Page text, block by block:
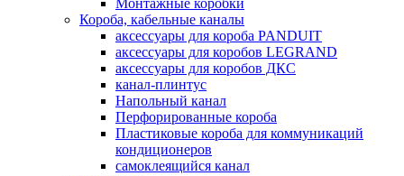
Короба, кабельные каналы
аксессуары для короба PANDUIT
аксессуары для коробов LEGRAND
аксессуары для коробов ДКС
канал-плинтус
Напольный канал
Перфорированные короба
Пластиковые короба для коммуникаций
кондиционеров
самоклеящийся канал